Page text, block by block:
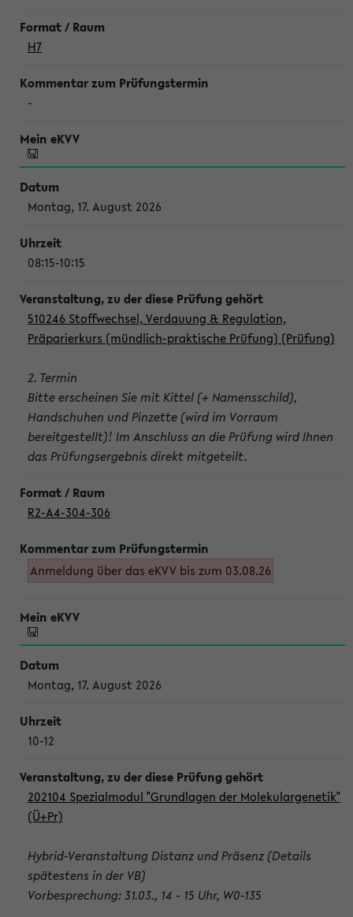
H7
-
Montag, 17. August 2026
08:15-10:15
510246 Stoffwechsel, Verdauung & Regulation,
Präparierkurs (mündlich-praktische Prüfung) (Prüfung)
2. Termin
Bitte erscheinen Sie mit Kittel (+ Namensschild),
Handschuhen und Pinzette (wird im Vorraum
bereitgestellt)! Im Anschluss an die Prüfung wird Ihnen
das Prüfungsergebnis direkt mitgeteilt.
R2-A4-304-306
Anmeldung über das eKVV bis zum 03.08.26
Montag, 17. August 2026
10-12
202104 Spezialmodul "Grundlagen der Molekulargenetik"
(Ü+Pr)
Hybrid-Veranstaltung Distanz und Präsenz (Details
spätestens in der VB)
Vorbesprechung: 31.03., 14 - 15 Uhr, W0-135